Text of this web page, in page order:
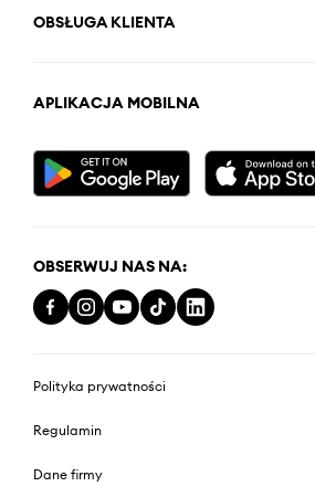
OBSŁUGA KLIENTA
APLIKACJA MOBILNA
OBSERWUJ NAS NA:
Polityka prywatności
Regulamin
Dane firmy